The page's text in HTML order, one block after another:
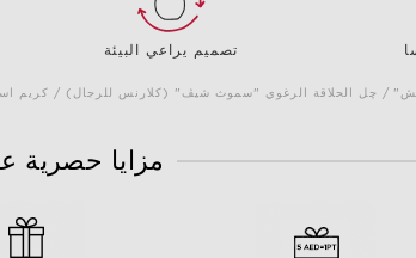
تصميم يراعي البيئة
فريش" / چل الحلاقة الرغوي "سموث شيڤ" (كلارنس للرجال) /
مزايا حصرية